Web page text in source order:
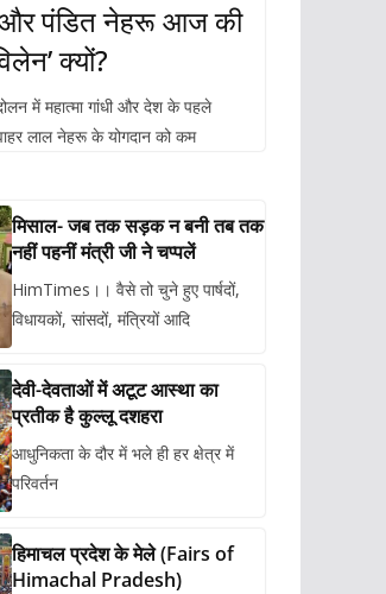
और पंडित नेहरू आज की
क्यों?
में महात्मा गांधी और देश के पहले
लाल नेहरू के योगदान को कम
मिसाल- जब तक सड़क न बनी तब तक
नहीं पहनीं मंत्री जी ने चप्पलें
HimTimes।। वैसे तो चुने हुए पार्षदों,
विधायकों, सांसदों, मंत्रियों आदि
देवी-देवताओं में अटूट आस्था का
प्रतीक है कुल्लू दशहरा
आधुनिकता के दौर में भले ही हर क्षेत्र में
परिवर्तन
हिमाचल प्रदेश के मेले (Fairs of
Himachal Pradesh)